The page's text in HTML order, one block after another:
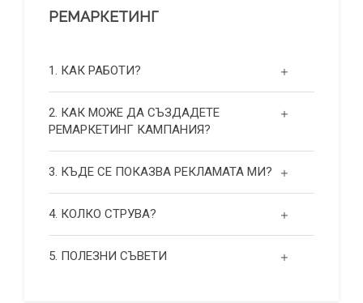
РЕМАРКЕТИНГ
1. КАК РАБОТИ?
2. КАК МОЖЕ ДА СЪЗДАДЕТЕ
РЕМАРКЕТИНГ КАМПАНИЯ?
3. КЪДЕ СЕ ПОКАЗВА РЕКЛАМАТА МИ?
4. КОЛКО СТРУВА?
5. ПОЛЕЗНИ СЪВЕТИ